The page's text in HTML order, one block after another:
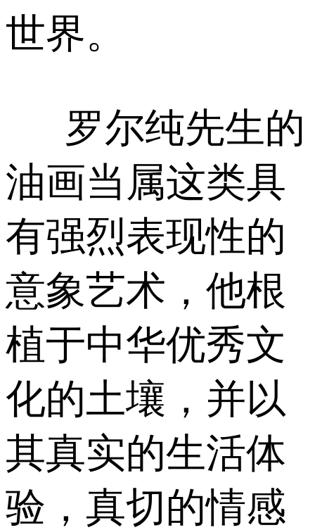
世界。
罗尔纯先生的
油画当属这类具
有强烈表现性的
意象艺术，他根
植于中华优秀文
化的土壤，并以
其真实的生活体
验，真切的情感